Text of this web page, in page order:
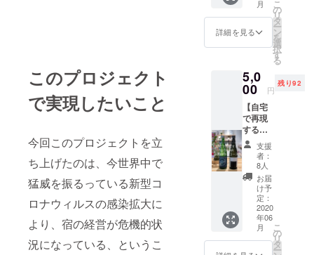
このプロジェクト
で実現したいこと
今回このプロジェクトを立
ち上げたのは、今世界中で
猛威を振るっている新型コ
ロナウィルスの感染拡大に
より、宿の経営が危機的状
況になっている、というこ
クト限
定の品
※店頭販
売の予
定はあ
りませ
ん。 ※
写真は1
周年ver.
です。
来店の
その受
信メー
きます
と枚数
分のド
リンク
券をお
渡し致
しま
す。 ※
使用期
間：ク
ラウド
ファン
ディン
グ終了
後〜
付きの
メール
を送信
空室状
況を確
上、
ホーム
ページ
orお電
話にて
お願い
致しま
す。そ
の際
に、
「クラ
ウド
たいと
思いま
す。ア
です
が、ノ
ンアル
コール
のドリ
ンクも
多数揃
えてお
りま
す。
ちょっ
とお
しゃべ
りに、
ゆっく
り読書
りでお
出しし
ている
朝ごは
んは新
おにぎ
りと
「峰村
醸造」
さんの
出汁と
味噌を
使った
おみそ
汁。シ
ンプル
なメ
ニュー
ですが
これが
とても
月
詳細を見る
こ
の
リ
タ
ー
ン
を
選
択
す
る
5,0
00 円
残り92
【自宅
で再現
するな
り
BAR◎
5000円
のコー
ス】 な
りのbar
では新
潟自慢
の日本
酒を
支援
者：
8人
お届
け予
定：
2020
年06
月
こ
の
リ
タ
ー